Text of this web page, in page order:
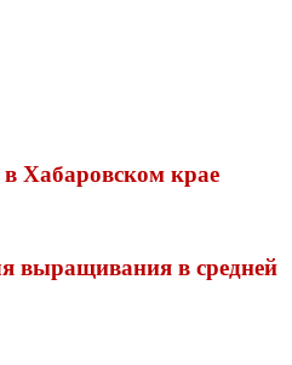
Хабаровском крае
выращивания в средней